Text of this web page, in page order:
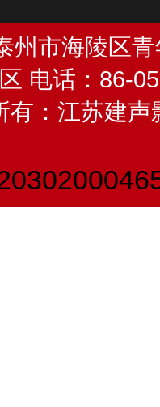
州市海陵区
电话：86-
有：江苏建